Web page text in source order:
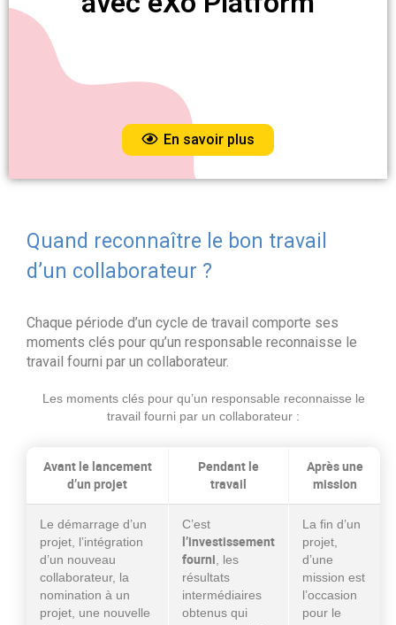
En savoir plus
Quand reconnaître le bon travail
d’un collaborateur ?
Chaque période d’un cycle de travail comporte ses
moments clés pour qu’un responsable reconnaisse le
travail fourni par un collaborateur.
Les moments clés pour qu’un responsable reconnaisse le
travail fourni par un collaborateur :
Avant le lancement
d’un projet
Pendant le
travail
Après une
mission
Le démarrage d’un
projet, l’intégration
d’un nouveau
collaborateur, la
nomination à un
projet, une nouvelle
C’est
l’investissement
fourni, les
résultats
intermédiaires
obtenus qui
La fin d’un
projet,
d’une
mission est
l’occasion
pour le